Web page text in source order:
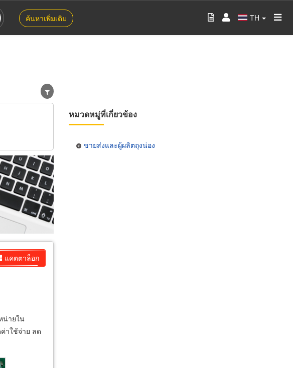
ค้นหาเพิ่มเติม TH
แคตตาล็อก
น่ายใน
าใช้จ่าย ลด
หมวดหมู่ที่เกี่ยวข้อง
ขายส่งและผู้ผลิตถุงน่อง